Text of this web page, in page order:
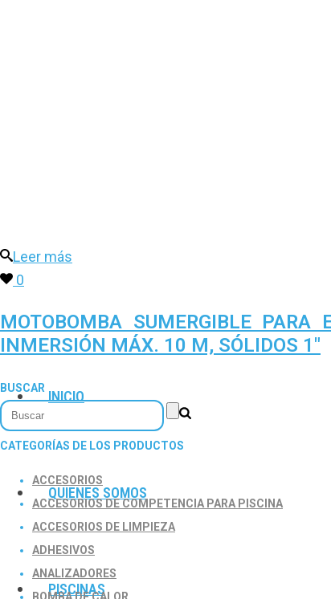
INICIO
QUIENES SOMOS
PISCINAS
Leer más
0
MOTOBOMBA SUMERGIBLE
INMERSIÓN MÁX. 10 M, SÓLIDOS 1″
BUSCAR
CATEGORÍAS DE LOS PRODUCTOS
ACCESORIOS
ACCESORIOS DE COMPETENCIA PARA PISCINA
ACCESORIOS DE LIMPIEZA
ADHESIVOS
ANALIZADORES